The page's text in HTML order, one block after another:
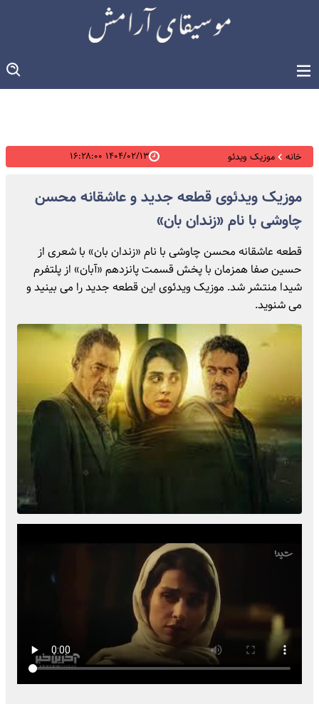
خانه موزیک ویدئو ۱۴۰۴/۰۲/۱۳ ۱۶:۲۸:۰۰
موزیک ویدئوی قطعه جدید و عاشقانه محسن
چاوشی با نام «زندان بان»
قطعه عاشقانه محسن چاوشی با نام «زندان بان» با شعری از
حسین صفا همزمان با پخش قسمت پانزدهم «آبان» از پلتفرم
شیدا منتشر شد. موزیک ویدئوی این قطعه جدید را می بینید و
می شنوید.